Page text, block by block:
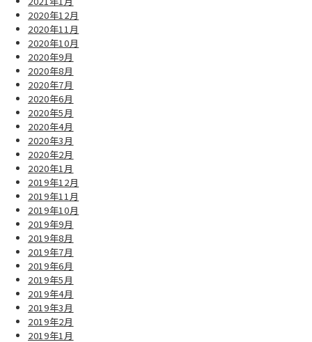
2020年12月
2020年11月
2020年10月
2020年9月
2020年8月
2020年7月
2020年6月
2020年5月
2020年4月
2020年3月
2020年2月
2020年1月
2019年12月
2019年11月
2019年10月
2019年9月
2019年8月
2019年7月
2019年6月
2019年5月
2019年4月
2019年3月
2019年2月
2019年1月